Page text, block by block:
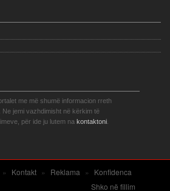
me më shumë informacion rreth
Ne jemi vazhdimisht në kërkim të
për ide ju lutem na kontaktoni.
» Kontakt » Reklama »
Konfidenca
Shko në fillim